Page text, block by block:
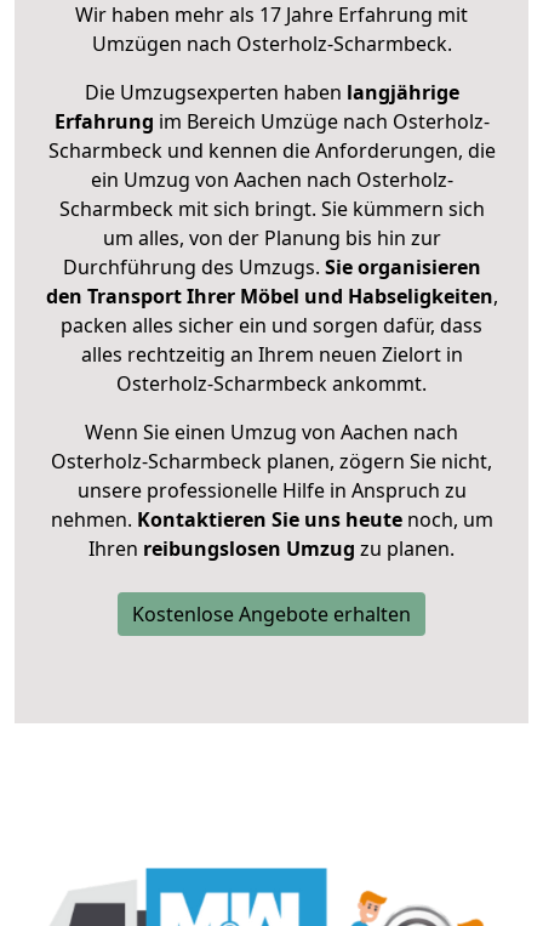
Wir haben mehr als 17 Jahre Erfahrung mit
Umzügen nach Osterholz-Scharmbeck.
Die Umzugsexperten haben langjährige
Erfahrung im Bereich Umzüge nach Osterholz-
Scharmbeck und kennen die Anforderungen, die
ein Umzug von Aachen nach Osterholz-
Scharmbeck mit sich bringt. Sie kümmern sich
um alles, von der Planung bis hin zur
Durchführung des Umzugs. Sie organisieren
den Transport Ihrer Möbel und Habseligkeiten,
packen alles sicher ein und sorgen dafür, dass
alles rechtzeitig an Ihrem neuen Zielort in
Osterholz-Scharmbeck ankommt.
Wenn Sie einen Umzug von Aachen nach
Osterholz-Scharmbeck planen, zögern Sie nicht,
unsere professionelle Hilfe in Anspruch zu
nehmen. Kontaktieren Sie uns heutenoch, um
Ihren reibungslosen Umzug zu planen.
Kostenlose Angebote erhalten